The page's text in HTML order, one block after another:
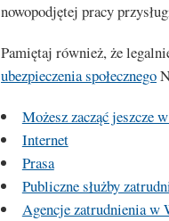
nowopodjętej pracy
Pamiętaj również, że
ubezpieczenia społecznego
Możesz zacząć jeszcze
Internet
Prasa
Publiczne służby
Agencje zatrudnienia